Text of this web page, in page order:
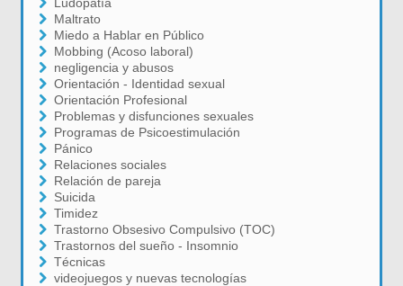
Maltrato
Miedo a Hablar en Público
Mobbing (Acoso laboral)
negligencia y abusos
Orientación - Identidad sexual
Orientación Profesional
Problemas y disfunciones sexuales
Programas de Psicoestimulación
Pánico
Relaciones sociales
Relación de pareja
Suicida
Timidez
Trastorno Obsesivo Compulsivo (TOC)
Trastornos del sueño - Insomnio
Técnicas
videojuegos y nuevas tecnologías